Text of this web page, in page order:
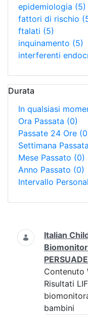
epidemiologia (5)
fattori di rischio
ftalati (5)
inquinamento (5)
interferenti
Durata
In qualsiasi
Ora Passata (0)
Passate 24 Ore
Settimana Passata
Mese Passato (0)
Anno Passato (0)
Intervallo
Ricerca
Italian
Contenuto
Risultati
bambini